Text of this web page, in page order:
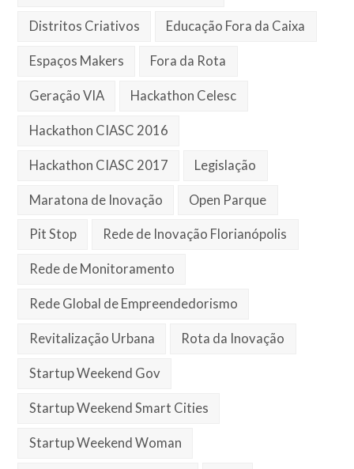
Distritos Criativos Educação Fora da Caixa
Espaços Makers Fora da Rota
Geração VIA Hackathon Celesc
Hackathon CIASC 2016
Hackathon CIASC 2017 Legislação
Maratona de Inovação Open Parque
Pit Stop Rede de Inovação Florianópolis
Rede de Monitoramento
Rede Global de Empreendedorismo
Revitalização Urbana Rota da Inovação
Startup Weekend Gov
Startup Weekend Smart Cities
Startup Weekend Woman